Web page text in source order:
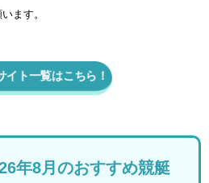
ます。
イト一覧はこちら！
年8月のおすすめ競艇